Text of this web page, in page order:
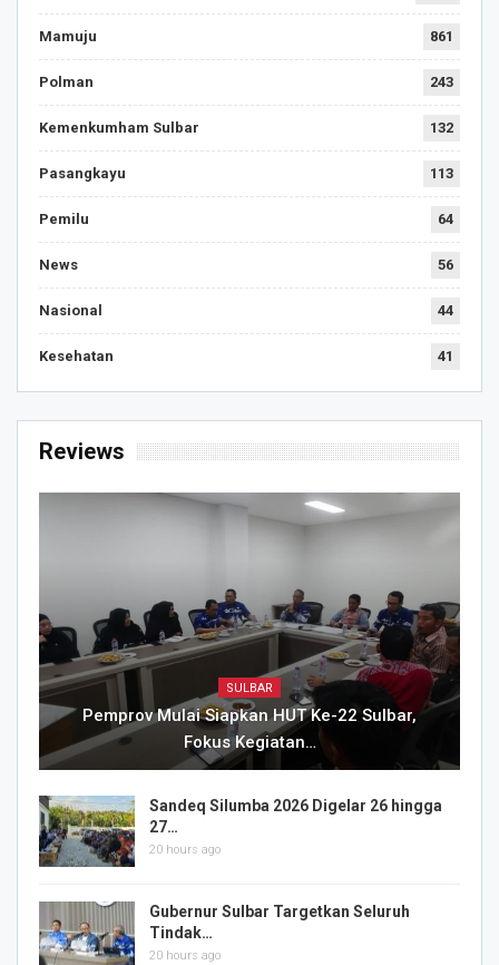
Mamuju 861
Polman 243
Kemenkumham Sulbar 132
Pasangkayu 113
Pemilu 64
News 56
Nasional 44
Kesehatan 41
Reviews
SULBAR
Pemprov Mulai Siapkan HUT Ke-22 Sulbar,
Fokus Kegiatan…
Sandeq Silumba 2026 Digelar 26 hingga
27…
20 hours ago
Gubernur Sulbar Targetkan Seluruh
Tindak…
20 hours ago